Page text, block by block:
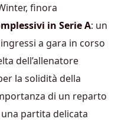
finora
in Serie A: un
a gara in corso
dell’allenatore
la solidità della
di un reparto
partita delicata